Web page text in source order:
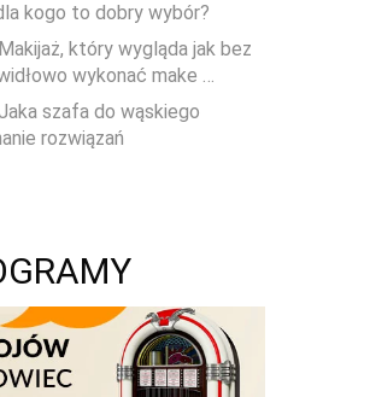
kogo to dobry wybór?
Makijaż, który wygląda jak bez
wykonać make …
szafa do wąskiego
rozwiązań